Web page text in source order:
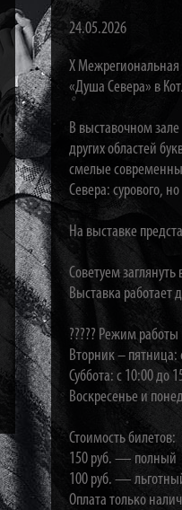
24.05.2026
X Межрегиональная
«Душа Севера» в
В выставочном
других областей
смелые
Севера: сурового,
На выставке
Советуем
Выставка
????? Режим
Вторник – пятница:
Суббота: с 10:00 до
Воскресенье и
Стоимость билетов:
150 руб. — полный
100 руб. —
Оплата только